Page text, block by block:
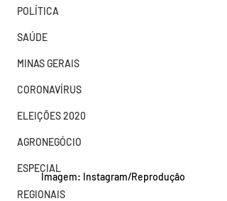
POLÍTICA
SAÚDE
MINAS GERAIS
CORONAVÍRUS
ELEIÇÕES 2020
AGRONEGÓCIO
ESPECIAL
REGIONAIS
Imagem: Instagram/Reprodução